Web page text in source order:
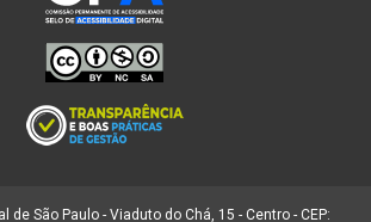
de São Paulo - Viaduto do Chá, 15 - Centro - CEP: